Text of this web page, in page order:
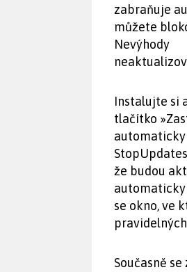
zabraňuje
můžete
Nevýhody
Instalujte si
tlačítko
že budou
se okno, ve
Současně